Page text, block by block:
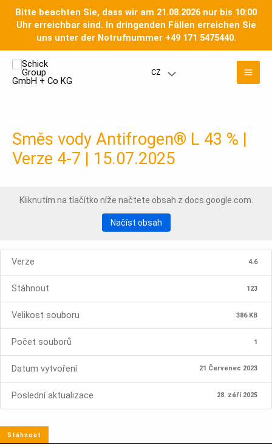
Bitte beachten Sie, dass wir am 21.08.2026 nur bis 10:00
Uhr erreichbar sind. In dringenden Fällen erreichen Sie
uns unter der Notrufnummer +49 171 5475440.
obsah
CZ Přepínač
Směs vody Antifrogen® L 43 % |
Verze 4-7 | 15.07.2025
Kliknutím na tlačítko níže načtete obsah z docs.google.com.
Načíst obsah
Verze 4.6
Stáhnout 123
Velikost souboru 386 KB
Počet souborů 1
Datum vytvoření 21 Červenec 2023
Poslední aktualizace 28. září 2025
Stáhnout